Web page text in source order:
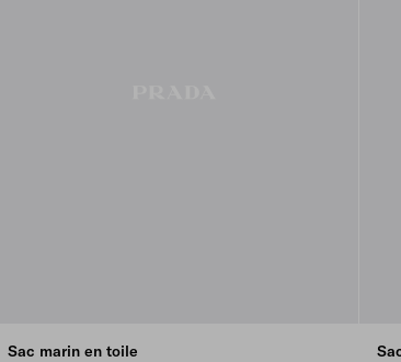
Sac marin en toile